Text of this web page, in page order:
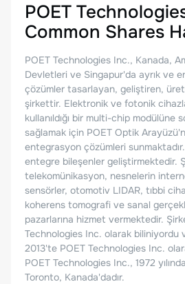
POET
Common Shares
POET Technologies Inc., Kanada,
Devletleri ve Singapur'da ayrık ve
çözümler tasarlayan, geliştiren,
şirkettir. Elektronik ve fotonik
kullanıldığı bir multi-chip modülüne
sağlamak için POET Optik
entegrasyon çözümleri
entegre bileşenler geliştirmektedir.
telekomünikasyon, nesnelerin
sensörler, otomotiv LIDAR, tıbbi
koherens tomografi ve sanal
pazarlarına hizmet vermektedir.
Technologies Inc. olarak biliniyordu
2013'te POET Technologies Inc.
POET Technologies Inc., 1972
Toronto, Kanada'dadır.